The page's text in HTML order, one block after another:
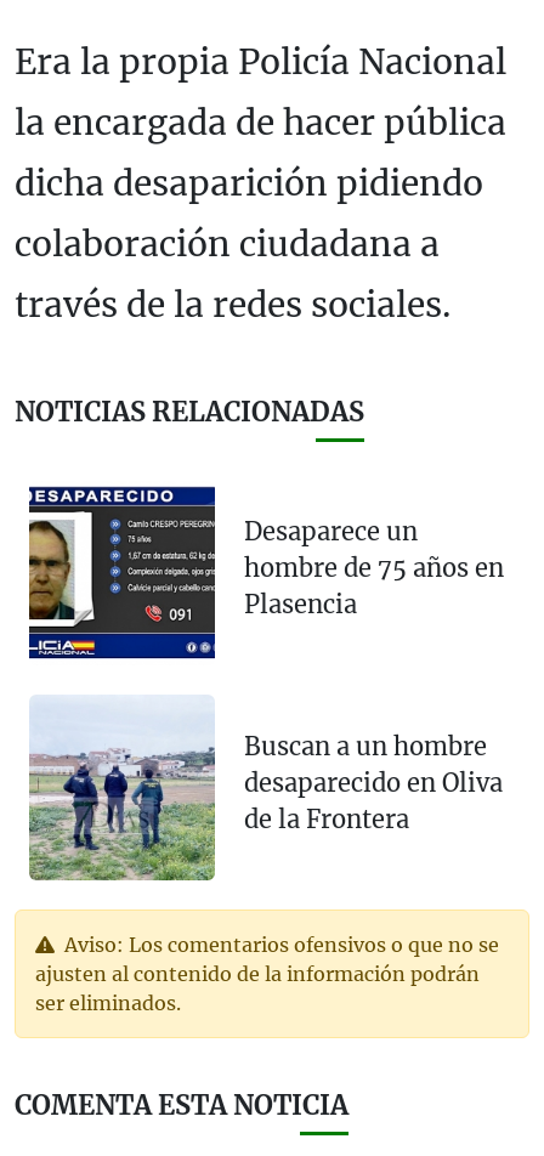
Era la propia Policía Nacional
la encargada de hacer pública
dicha desaparición pidiendo
colaboración ciudadana a
través de la redes sociales.
NOTICIAS RELACIONADAS
Desaparece un
hombre de 75 años en
Plasencia
Buscan a un hombre
desaparecido en Oliva
de la Frontera
Aviso: Los comentarios ofensivos o que no se
ajusten al contenido de la información podrán
ser eliminados.
COMENTA ESTA NOTICIA